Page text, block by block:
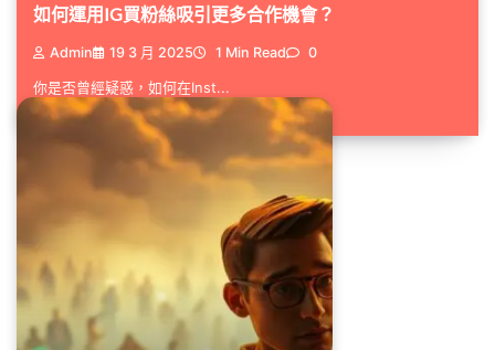
如何運用IG買粉絲吸引更多合作機會？
Admin 19 3 月 2025 1 Min Read 0
你是否曾經疑惑，如何在Inst...